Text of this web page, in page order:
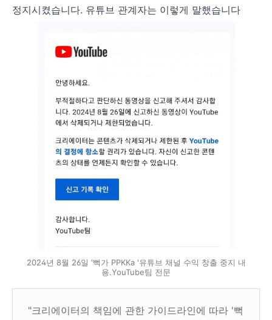
정지시켰습니다. 유튜브 관계자는 이렇게 말했습니다
2024년 8월 26일 '뻑가 PPKKa '유튜브 채널 수익 창출 중지 내
용.YouTube팀 전문
"크리에이터의 책임에 관한 가이드라인에 따라 '뻑